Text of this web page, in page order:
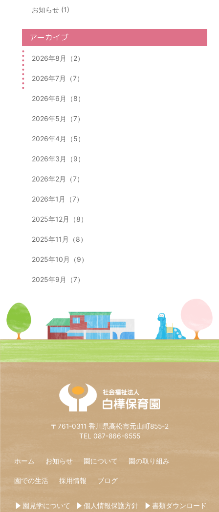
お知らせ (1)
アーカイブ
2026年8月（2）
2026年7月（7）
2026年6月（8）
2026年5月（7）
2026年4月（5）
2026年3月（9）
2026年2月（7）
2026年1月（7）
2025年12月（8）
2025年11月（8）
2025年10月（9）
2025年9月（7）
〒761-0311 香川県高松市元山町855-2
TEL 087-866-6555
ホーム お知らせ 園について 園の取り組み
園での生活 採用情報 ブログ
園見学について 個人情報保護方針 書類ダウンロード